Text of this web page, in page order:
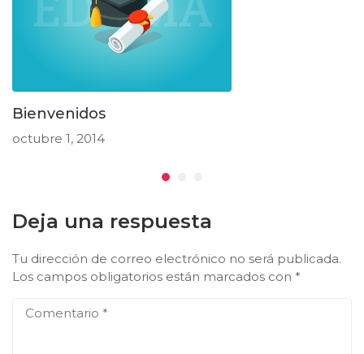
Bienvenidos
octubre 1, 2014
Deja una respuesta
Tu dirección de correo electrónico no será publicada.
Los campos obligatorios están marcados con *